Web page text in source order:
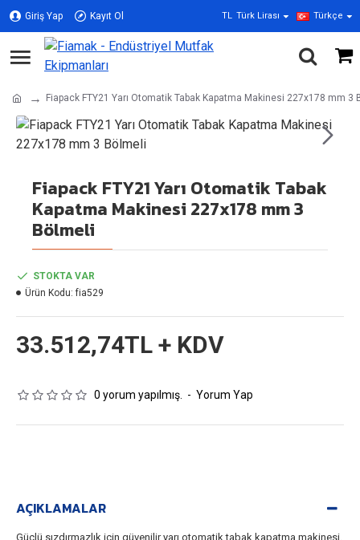
Giriş Yap Kayıt Ol TL Türk Lirası Türkçe
Fiapack FTY21 Yarı Otomatik Tabak Kapatma Makinesi 227x178 mm 3
Fiapack FTY21 Yarı Otomatik Tabak
Kapatma Makinesi 227x178 mm 3
Bölmeli
0 yorum yapılmış. - Yorum Yap
33.512,74TL + KDV
STOKTA VAR
Ürün Kodu: fia529
AÇIKLAMALAR
Güçlü sızdırmazlık için güvenilir yarı otomatik tabak kapatma makinesi.